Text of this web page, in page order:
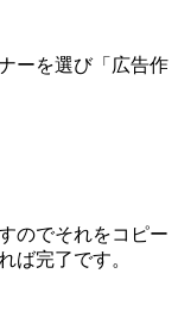
ーを選び「広告作
のでそれをコピー
ば完了です。